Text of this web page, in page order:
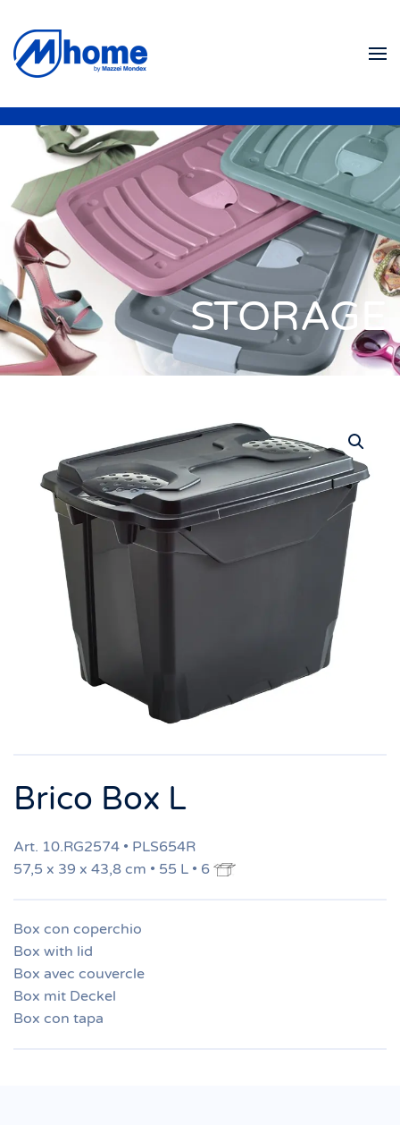
Ir al contenido principal
STORAGE
Brico Box L
Art. 10.RG2574 • PLS654R
57,5 x 39 x 43,8 cm • 55 L • 6
Box con coperchio
Box with lid
Box avec couvercle
Box mit Deckel
Box con tapa